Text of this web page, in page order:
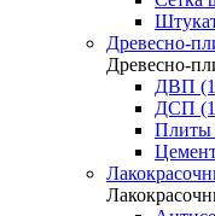
Древесно-
Древесно-
ДВП
ДСП
Плиты